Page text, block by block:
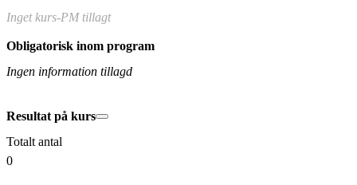
Inget kurs-PM tillagt
Obligatorisk inom program
Ingen information tillagd
Resultat på kurs
Totalt antal
0